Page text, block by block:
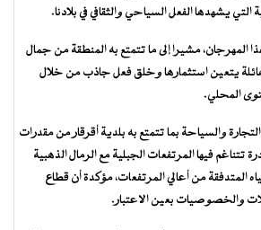
التي يشهدها الفعل السياحي والثقافي في بلادنا.
المهرجان، مشيرا إلى ما تتمتع به المنطقة من جمال
يتعين استثمارها وخلق فعل جاذب من خلال
المحلي.
والسياحة بما تتمتع به بلدية أقرقار من مقدرات
فيها المرتفعات الجبلية مع الرمال الذهبية
المتدفقة من أعالي المرتفعات، مؤكدة أن قطاع
والخصوصيات بعين الاعتبار.